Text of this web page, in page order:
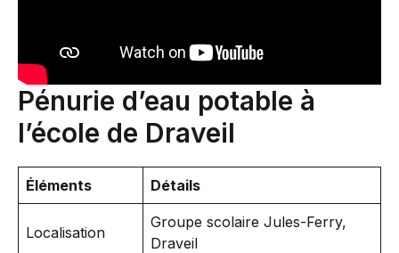
Pénurie d’eau potable à
l’école de Draveil
Éléments Détails
Localisation
Groupe scolaire Jules-Ferry,
Draveil